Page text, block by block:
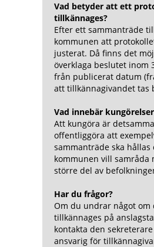
Vad betyder att ett
tillkännages?
Efter ett sammanträde
kommunen att
justerat. Då finns det
överklaga beslutet inom
från publicerat datum
att tillkännagivandet tas
Vad innebär
Att kungöra är
offentliggöra att
sammanträde ska hållas
kommunen vill samråda
större del av
Har du frågor?
Om du undrar något om
tillkännages på
kontakta den
ansvarig för